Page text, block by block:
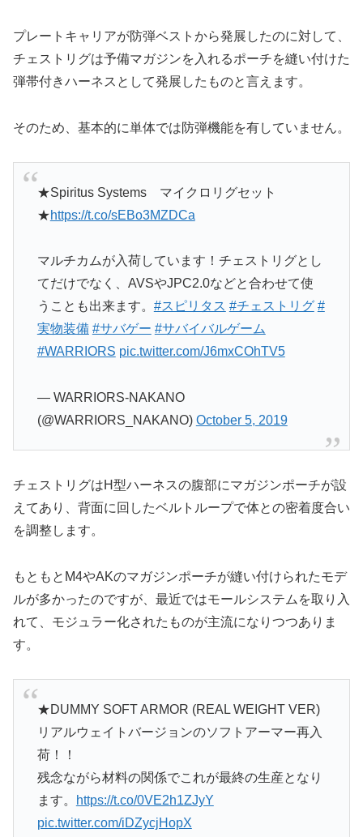
プレートキャリアが防弾ベストから発展したのに対して、
チェストリグは予備マガジンを入れるポーチを縫い付けた
弾帯付きハーネスとして発展したものと言えます。
そのため、基本的に単体では防弾機能を有していません。
★Spiritus Systems マイクロリグセット
★https://t.co/sEBo3MZDCa
マルチカムが入荷しています！チェストリグとし
てだけでなく、AVSやJPC2.0などと合わせて使
うことも出来ます。 #スピリタス #チェストリグ #
実物装備 #サバゲー #サバイバルゲーム
#WARRIORS pic.twitter.com/J6mxCOhTV5
— WARRIORS-NAKANO
(@WARRIORS_NAKANO) October 5, 2019
チェストリグはH型ハーネスの腹部にマガジンポーチが設
えてあり、背面に回したベルトループで体との密着度合い
を調整します。
もともとM4やAKのマガジンポーチが縫い付けられたモデ
ルが多かったのですが、最近ではモールシステムを取り入
れて、モジュラー化されたものが主流になりつつありま
す。
★DUMMY SOFT ARMOR (REAL WEIGHT VER)
リアルウェイトバージョンのソフトアーマー再入
荷！！
残念ながら材料の関係でこれが最終の生産となり
ます。
https://t.co/0VE2h1ZJyY
pic.twitter.com/iDZycjHopX